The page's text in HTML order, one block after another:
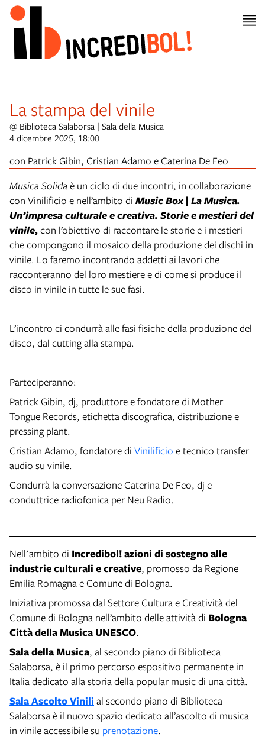
La stampa del vinile
@ Biblioteca Salaborsa | Sala della Musica
4 dicembre 2025, 18:00
con Patrick Gibin, Cristian Adamo e Caterina De Feo
Musica Solida è un ciclo di due incontri, in collaborazione
con Vinilificio e nell’ambito di Music Box | La Musica.
Un’impresa culturale e creativa. Storie e mestieri del
vinile,con l’obiettivo di raccontare le storie e i mestieri
che compongono il mosaico della produzione dei dischi in
vinile. Lo faremo incontrando addetti ai lavori che
racconteranno del loro mestiere e di come si produce il
disco in vinile in tutte le sue fasi.
L’incontro ci condurrà alle fasi fisiche della produzione del
disco, dal cutting alla stampa.
Parteciperanno:
Patrick Gibin, dj, produttore e fondatore di Mother
Tongue Records, etichetta discografica, distribuzione e
pressing plant.
Cristian Adamo, fondatore di Vinilificio e tecnico transfer
audio su vinile.
Condurrà la conversazione Caterina De Feo, dj e
conduttrice radiofonica per Neu Radio.
Nell'ambito di Incredibol! azioni di sostegno alle
industrie culturali e creative, promosso da Regione
Emilia Romagna e Comune di Bologna.
Iniziativa promossa dal Settore Cultura e Creatività del
Comune di Bologna nell’ambito delle attività di Bologna
Città della Musica UNESCO.
Sala della Musica, al secondo piano di Biblioteca
Salaborsa, è il primo percorso espositivo permanente in
Italia dedicato alla storia della popular music di una città.
Sala Ascolto Vinili al secondo piano di Biblioteca
Salaborsa è il nuovo spazio dedicato all’ascolto di musica
in vinile accessibile su prenotazione.